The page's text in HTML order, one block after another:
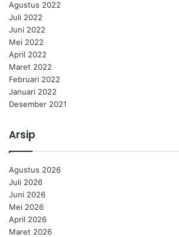
Agustus 2022
Juli 2022
Juni 2022
Mei 2022
April 2022
Maret 2022
Februari 2022
Januari 2022
Desember 2021
Arsip
Agustus 2026
Juli 2026
Juni 2026
Mei 2026
April 2026
Maret 2026